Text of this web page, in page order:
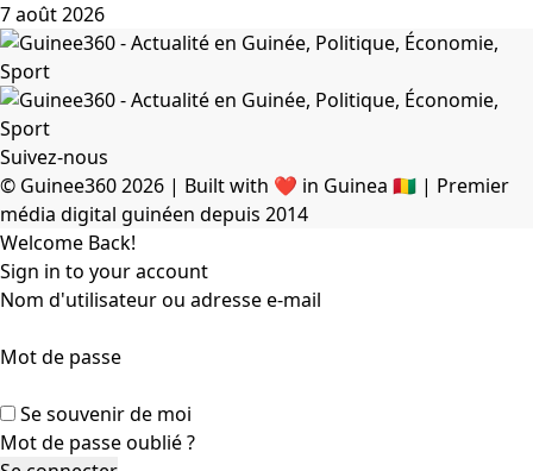
7 août 2026
Suivez-nous
© Guinee360 2026 | Built with ❤️ in Guinea 🇬🇳 | Premier
média digital guinéen depuis 2014
Welcome Back!
Sign in to your account
Nom d'utilisateur ou adresse e-mail
Mot de passe
Se souvenir de moi
Mot de passe oublié ?